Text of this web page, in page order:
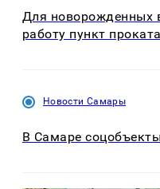
Для новорожденных
работу пункт
Новости Самары
В Самаре